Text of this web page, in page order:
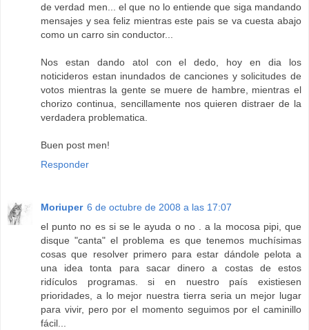
de verdad men... el que no lo entiende que siga mandando
mensajes y sea feliz mientras este pais se va cuesta abajo
como un carro sin conductor...
Nos estan dando atol con el dedo, hoy en dia los
noticideros estan inundados de canciones y solicitudes de
votos mientras la gente se muere de hambre, mientras el
chorizo continua, sencillamente nos quieren distraer de la
verdadera problematica.
Buen post men!
Responder
Moriuper 6 de octubre de 2008 a las 17:07
el punto no es si se le ayuda o no . a la mocosa pipi, que
disque "canta" el problema es que tenemos muchísimas
cosas que resolver primero para estar dándole pelota a
una idea tonta para sacar dinero a costas de estos
ridículos programas. si en nuestro país existiesen
prioridades, a lo mejor nuestra tierra seria un mejor lugar
para vivir, pero por el momento seguimos por el caminillo
fácil...